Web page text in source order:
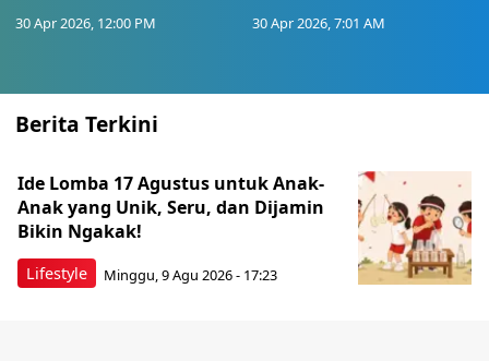
30 Apr 2026, 12:00 PM 30 Apr 2026, 7:01 AM
Berita Terkini
Lifestyle
Ide Lomba 17 Agustus untuk Anak-
Anak yang Unik, Seru, dan Dijamin
Bikin Ngakak!
Minggu, 9 Agu 2026 - 17:23